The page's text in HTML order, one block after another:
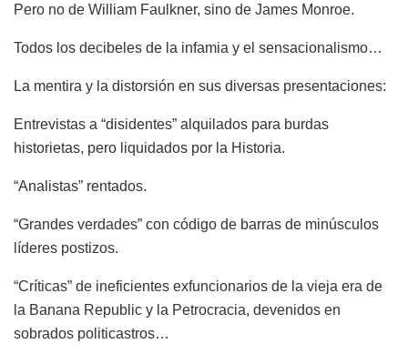
Pero no de William Faulkner, sino de James Monroe.
Todos los decibeles de la infamia y el sensacionalismo…
La mentira y la distorsión en sus diversas presentaciones:
Entrevistas a “disidentes” alquilados para burdas
historietas, pero liquidados por la Historia.
“Analistas” rentados.
“Grandes verdades” con código de barras de minúsculos
líderes postizos.
“Críticas” de ineficientes exfuncionarios de la vieja era de
la Banana Republic y la Petrocracia, devenidos en
sobrados politicastros…